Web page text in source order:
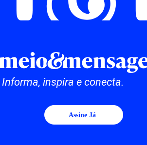
Informa, inspira e conecta.
Assine Já